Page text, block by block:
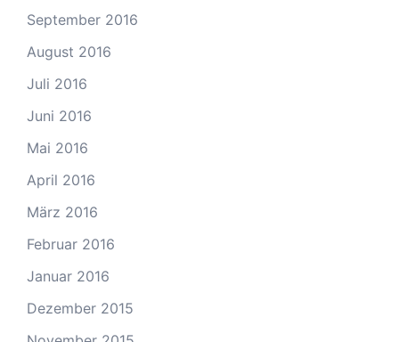
September 2016
August 2016
Juli 2016
Juni 2016
Mai 2016
April 2016
März 2016
Februar 2016
Januar 2016
Dezember 2015